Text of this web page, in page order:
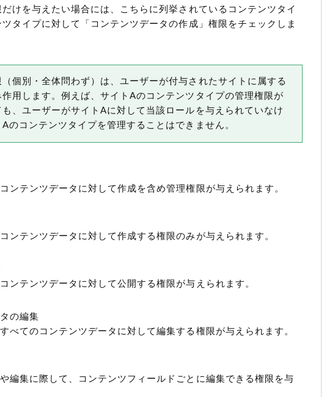
けを与えたい場合には、こちらに列挙されているコンテンツタイ
タイプに対して「コンテンツデータの作成」権限をチェックしま
個別・全体問わず）は、ユーザーが付与されたサイトに属する
用します。例えば、サイトAのコンテンツタイプの管理権限が
、ユーザーがサイトAに対して当該ロールを与えられていなけ
のコンテンツタイプを管理することはできません。
ンテンツデータに対して作成を含め管理権限が与えられます。
ンテンツデータに対して作成する権限のみが与えられます。
ンテンツデータに対して公開する権限が与えられます。
の編集
べてのコンテンツデータに対して編集する権限が与えられます。
編集に際して、コンテンツフィールドごとに編集できる権限を与